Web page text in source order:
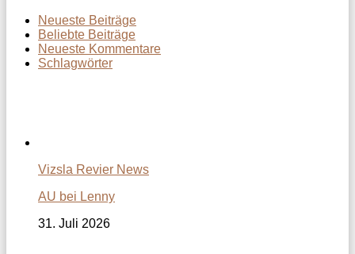
Neueste Beiträge
Beliebte Beiträge
Neueste Kommentare
Schlagwörter
Vizsla Revier News
AU bei Lenny
31. Juli 2026